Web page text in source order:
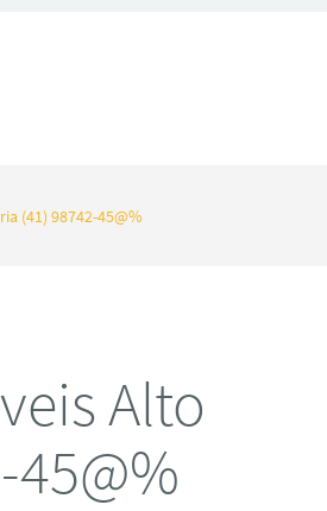
(41) 98742-45@%
Alto